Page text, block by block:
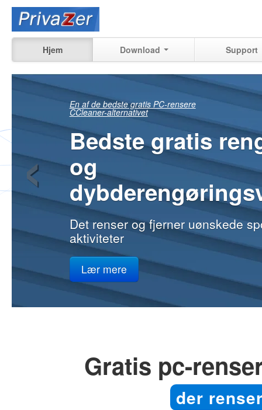
Hjem Download Support
Se præcis, hvad
stadig kan
af dine tidligere aktiviteter på din
derhjemme, på arbejde
Lær mere
‹
Gratis pc-
der